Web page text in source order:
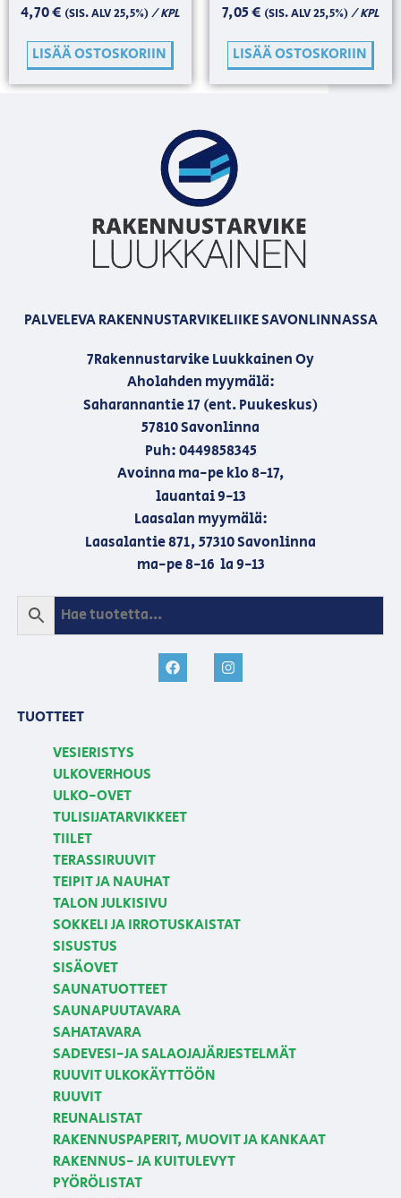
4,70€ (SIS. ALV 25,5%)/ KPL
LISÄÄ OSTOSKORIIN
7,05€ (SIS. ALV 25,5%)/ KPL
LISÄÄ OSTOSKORIIN
PALVELEVA RAKENNUSTARVIKELIIKE SAVONLINNASSA
7Rakennustarvike Luukkainen Oy
Aholahden myymälä:
Saharannantie 17 (ent. Puukeskus)
57810 Savonlinna
Puh: 0449858345
Avoinna ma-pe klo 8-17,
lauantai 9-13
Laasalan myymälä:
Laasalantie 871, 57310 Savonlinna
ma-pe 8-16 la 9-13
TUOTTEET
VESIERISTYS
ULKOVERHOUS
ULKO-OVET
TULISIJATARVIKKEET
TIILET
TERASSIRUUVIT
TEIPIT JA NAUHAT
TALON JULKISIVU
SOKKELI JA IRROTUSKAISTAT
SISUSTUS
SISÄOVET
SAUNATUOTTEET
SAUNAPUUTAVARA
SAHATAVARA
SADEVESI-JA SALAOJAJÄRJESTELMÄT
RUUVIT ULKOKÄYTTÖÖN
RUUVIT
REUNALISTAT
RAKENNUSPAPERIT, MUOVIT JA KANKAAT
RAKENNUS- JA KUITULEVYT
PYÖRÖLISTAT